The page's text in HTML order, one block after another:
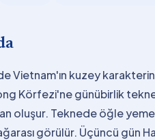
Vietnam'ın kuzey karakterini
Körfezi'ne günübirlik tekne
oluşur. Teknede öğle
görülür. Üçüncü gün